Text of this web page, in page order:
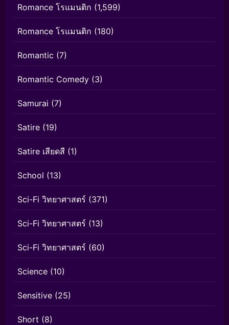
Romance โรแมนติก (1,599)
Romance โรแมนติก (180)
Romantic (7)
Romantic Comedy (3)
Samurai (7)
Satire (19)
Satire เสียดสี (1)
School (13)
Sci-Fi วิทยาศาสตร์ (371)
Sci-Fi วิทยาศาสตร์ (13)
Sci-Fi วิทยาศาสตร์ (60)
Science (10)
Sensitive (25)
Short (8)